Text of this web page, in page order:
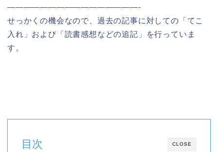
————————————————-
せっかくの機会なので、過去の記事に対しての「てこ
入れ」および「読書感想などの追記」を行っていま
す。
CLOSE
目次